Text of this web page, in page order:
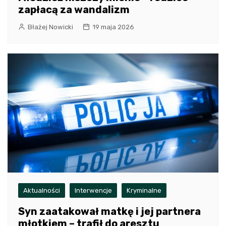
zapłacą za wandalizm
Błażej Nowicki 19 maja 2026
Aktualności Interwencje Kryminalne
Syn zaatakował matkę i jej partnera
młotkiem – trafił do aresztu